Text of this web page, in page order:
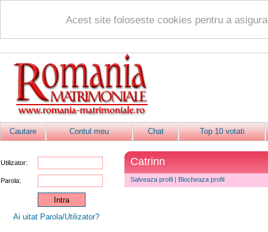
Acest site foloseste cookies pentru a
Cautare Contul meu Chat Top 10 votati
Utilizator:
Parola:
Ai uitat Parola/Utilizator?
Catrinn
Salveaza profil | Blocheaza profil